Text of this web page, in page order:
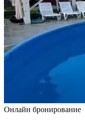
Онлайн бронирование